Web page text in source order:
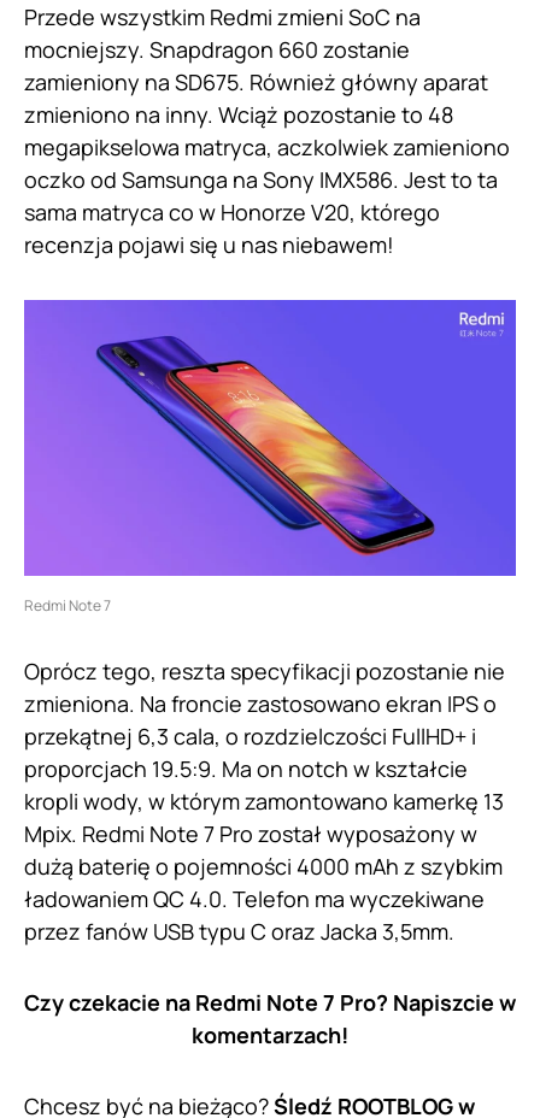
Przede wszystkim Redmi zmieni SoC na
mocniejszy. Snapdragon 660 zostanie
zamieniony na SD675. Również główny aparat
zmieniono na inny. Wciąż pozostanie to 48
megapikselowa matryca, aczkolwiek zamieniono
oczko od Samsunga na Sony IMX586. Jest to ta
sama matryca co w Honorze V20, którego
recenzja pojawi się u nas niebawem!
Redmi Note 7
Oprócz tego, reszta specyfikacji pozostanie nie
zmieniona. Na froncie zastosowano ekran IPS o
przekątnej 6,3 cala, o rozdzielczości FullHD+ i
proporcjach 19.5:9. Ma on notch w kształcie
kropli wody, w którym zamontowano kamerkę 13
Mpix. Redmi Note 7 Pro został wyposażony w
dużą baterię o pojemności 4000 mAh z szybkim
ładowaniem QC 4.0. Telefon ma wyczekiwane
przez fanów USB typu C oraz Jacka 3,5mm.
Czy czekacie na Redmi Note 7 Pro? Napiszcie w
komentarzach!
Chcesz być na bieżąco?Śledź ROOTBLOG w